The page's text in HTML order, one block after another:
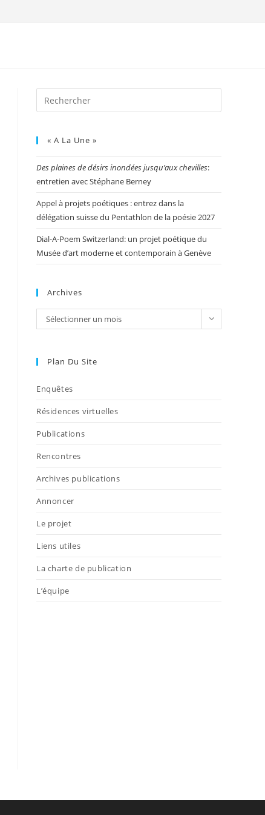
« A La Une »
Des plaines de désirs inondées jusqu’aux chevilles:
entretien avec Stéphane Berney
Appel à projets poétiques : entrez dans la
délégation suisse du Pentathlon de la poésie 2027
Dial-A-Poem Switzerland: un projet poétique du
Musée d’art moderne et contemporain à Genève
Archives
Sélectionner un mois
Plan Du Site
Enquêtes
Résidences virtuelles
Publications
Rencontres
Archives publications
Annoncer
Le projet
Liens utiles
La charte de publication
L’équipe